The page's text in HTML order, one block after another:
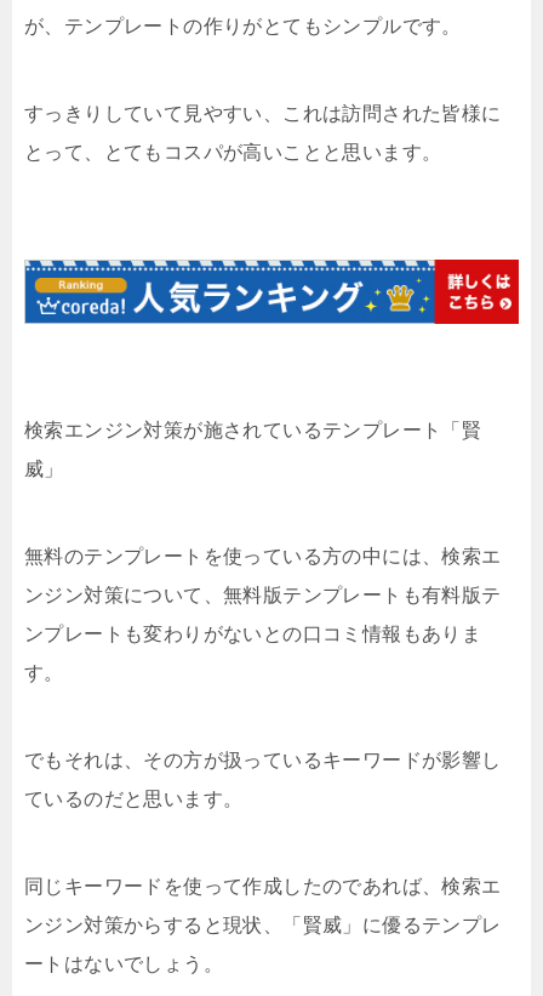
が、テンプレートの作りがとてもシンプルです。
すっきりしていて見やすい、これは訪問された皆様に
とって、とてもコスパが高いことと思います。
検索エンジン対策が施されているテンプレート「賢
威」
無料のテンプレートを使っている方の中には、検索エ
ンジン対策について、無料版テンプレートも有料版テ
ンプレートも変わりがないとの口コミ情報もありま
す。
でもそれは、その方が扱っているキーワードが影響し
ているのだと思います。
同じキーワードを使って作成したのであれば、検索エ
ンジン対策からすると現状、「賢威」に優るテンプレ
ートはないでしょう。